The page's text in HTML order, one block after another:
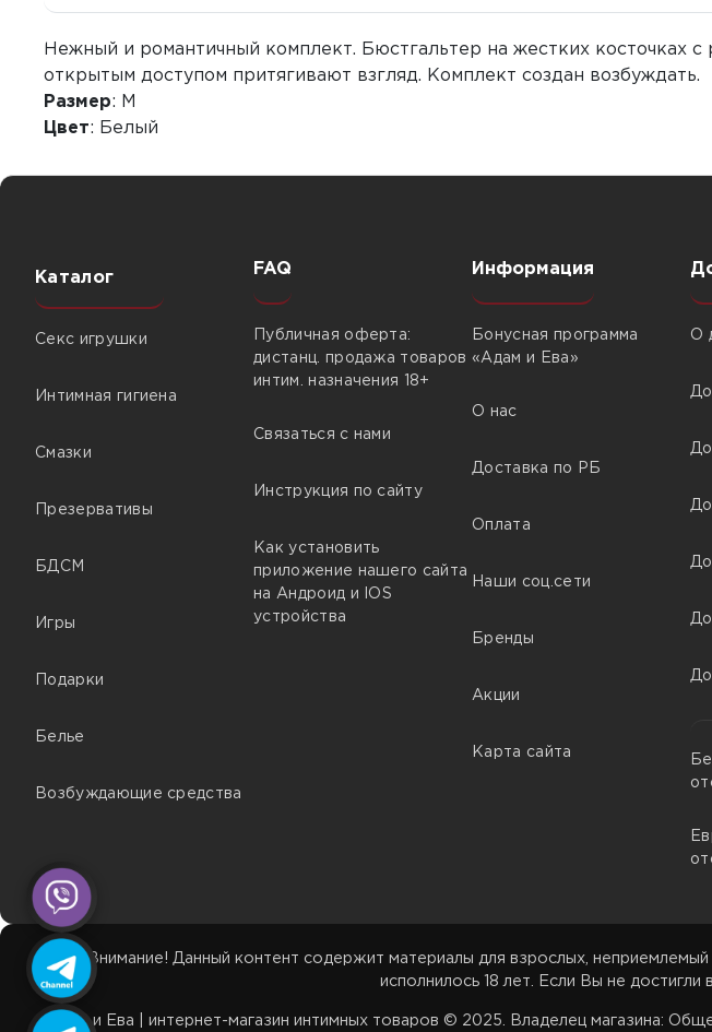
Нежный и романтичный комплект. Бюстгальтер на жестких косточках
открытым доступом притягивают взгляд. Комплект создан возбуждать.
Размер: M
Цвет: Белый
Каталог
Секс игрушки
Интимная гигиена
Смазки
Презервативы
БДСМ
Игры
Подарки
Белье
Возбуждающие средства
FAQ
Публичная оферта:
дистанц. продажа товаров
интим. назначения 18+
Связаться с нами
Инструкция по сайту
Как установить
приложение нашего сайта
на Андроид и IOS
устройства
Информация
Бонусная программа
«Адам и Ева»
О нас
Доставка по РБ
Оплата
Наши соц.сети
Бренды
Акции
Карта сайта
О
Внимание! Данный контент содержит материалы для взрослых,
исполнилось 18 лет. Если Вы не достигли
Адам и Ева | интернет-магазин интимных товаров © 2025. Владелец магазина: